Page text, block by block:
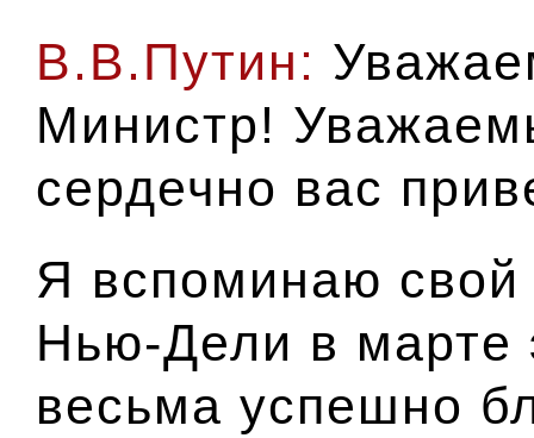
В.В.Путин:
Министр!
сердечно вас
Я вспоминаю
Нью-Дели в марте
весьма успешно